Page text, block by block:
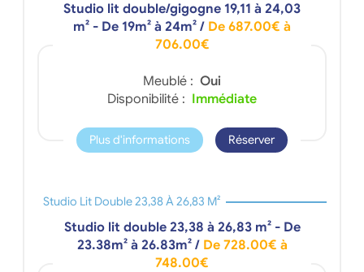
Studio lit double/gigogne 19,11 à 24,03
m² - De 19m² à 24m² / De 687.00€ à
706.00€
Meublé : Oui
Disponibilité : Immédiate
Plus d'informations Réserver
Studio Lit Double 23,38 À 26,83 M²
Studio lit double 23,38 à 26,83 m² - De
23.38m² à 26.83m² / De 728.00€ à
748.00€